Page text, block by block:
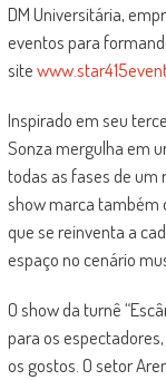
DM Universitária,
eventos para
site
Inspirado em seu
Sonza mergulha em
todas as fases de um
show marca também
que se reinventa a
espaço no cenário
O show da turnê
para os
os gostos. O setor